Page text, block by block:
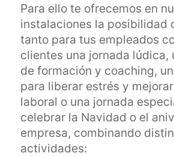
Para ello te ofrecemos en
instalaciones la posibilidad
tanto para tus empleados
clientes una jornada lúdica,
de formación y coaching,
para liberar estrés y
laboral o una jornada
celebrar la Navidad o el
empresa, combinando
actividades: